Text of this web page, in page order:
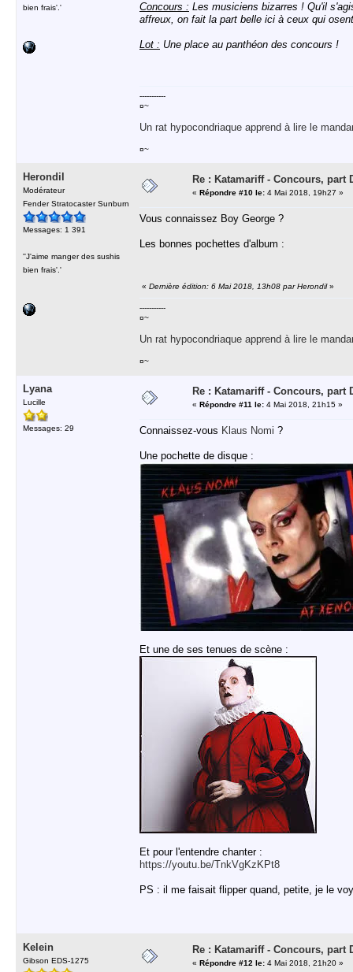
bien frais'.'
Concours : Les musiciens bizarres ! Qu'il
affreux, on fait la part belle ici à ceux qui
Lot : Une place au panthéon des concours !
-----------
¤~
Un rat hypocondriaque apprend à lire le
¤~
Herondil
Modérateur
Fender Stratocaster Sunburn
Messages: 1 391
''J'aime manger des sushis
bien frais'.'
Re : Katamariff - Concours, part
« Répondre #10 le: 4 Mai 2018, 19h27 »
Vous connaissez Boy George ?
Les bonnes pochettes d'album :
« Dernière édition: 6 Mai 2018, 13h08 par Herondil»
-----------
¤~
Un rat hypocondriaque apprend à lire le
¤~
Lyana
Lucille
Messages: 29
Re : Katamariff - Concours, part
« Répondre #11 le: 4 Mai 2018, 21h15 »
Connaissez-vous Klaus Nomi ?
Une pochette de disque :
Et une de ses tenues de scène :
Et pour l'entendre chanter :
https://youtu.be/TnkVgKzKPt8
PS : il me faisait flipper quand, petite, je le
Kelein
Gibson EDS-1275
Re : Katamariff - Concours, part
« Répondre #12 le: 4 Mai 2018, 21h20 »